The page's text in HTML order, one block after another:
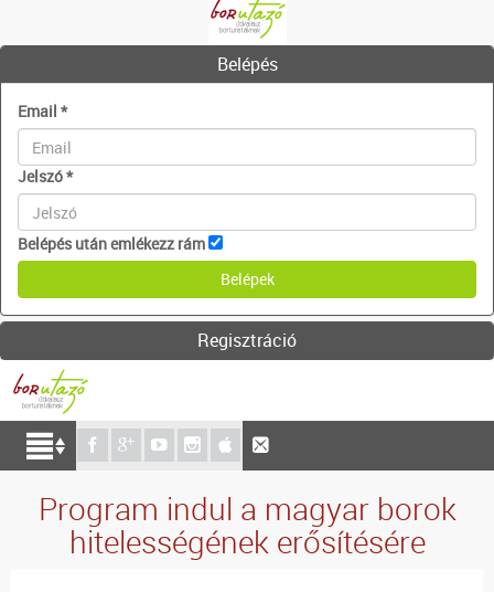
Belépés
Email *
Jelszó*
Belépés után emlékezz rám
Regisztráció
Program indul a magyar borok
hitelességének erősítésére